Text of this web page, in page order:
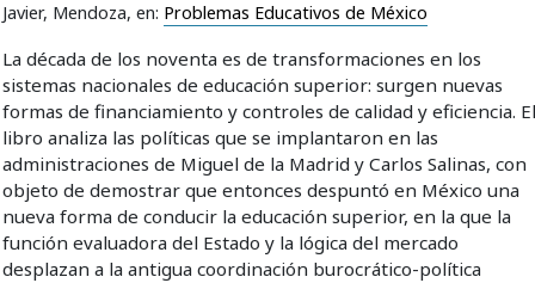
Javier, Mendoza, en: Problemas Educativos de México
La década de los noventa es de transformaciones en los
sistemas naciona­les de educación superior: surgen nuevas
formas de financiamiento y controles de calidad y eficiencia.
libro analiza las políticas que se implantaron en las
administraciones de Miguel de la Madrid y Carlos Salinas, con
objeto de demostrar que entonces despuntó en México una
nueva forma de conducir la educación superior, en la que la
función evaluadora del Estado y la lógica del mercado
desplazan a la antigua coordinación burocrático-política